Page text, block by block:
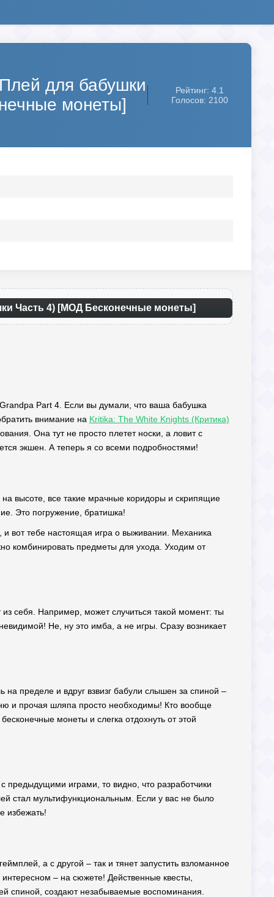
для бабушки
монеты]
Рейтинг: 4.1
Голосов: 2100
Часть 4) [МОД Бесконечные монеты]
Part 4. Если вы думали, что ваша бабушка
внимание на Kritika: The White Knights (Критика)
Она тут не просто плетет носки, а ловит с
экшен. А теперь я со всеми подробностями!
высоте, все такие мрачные коридоры и скрипящие
Это погружение, братишка!
и вот тебе настоящая игра о выживании. Механика
комбинировать предметы для ухода. Уходим от
себя. Например, может случиться такой момент: ты
Не, ну это имба, а не игры. Сразу возникает
пределе и вдруг взвизг бабули слышен за спиной –
и прочая шляпа просто необходимы! Кто вообще
монеты и слегка отдохнуть от этой
предыдущими играми, то видно, что разработчики
стал мультифункциональным. Если у вас не было
избежать!
а с другой – так и тянет запустить взломанное
– на сюжете! Действенные квесты,
спиной, создают незабываемые воспоминания.